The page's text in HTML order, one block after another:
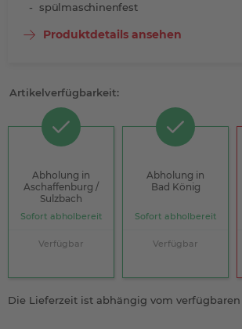
spülmaschinenfest
Produktdetails ansehen
Artikelverfügbarkeit:
Abholung in
Aschaffenburg /
Sulzbach
Sofort abholbereit
Verfügbar
Abholung in
Bad König
Sofort abholbereit
Verfügbar
Die Lieferzeit ist abhängig vom